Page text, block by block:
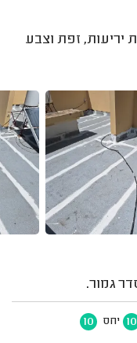
יריעות, זפת וצבע
גמור.
10 יחס 10